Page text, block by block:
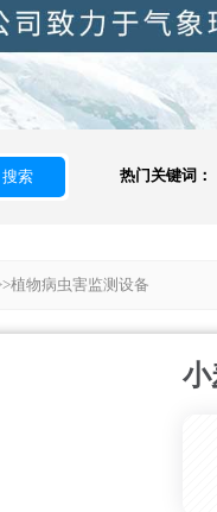
搜索 热门关键词：
植物病虫害监测设备
小